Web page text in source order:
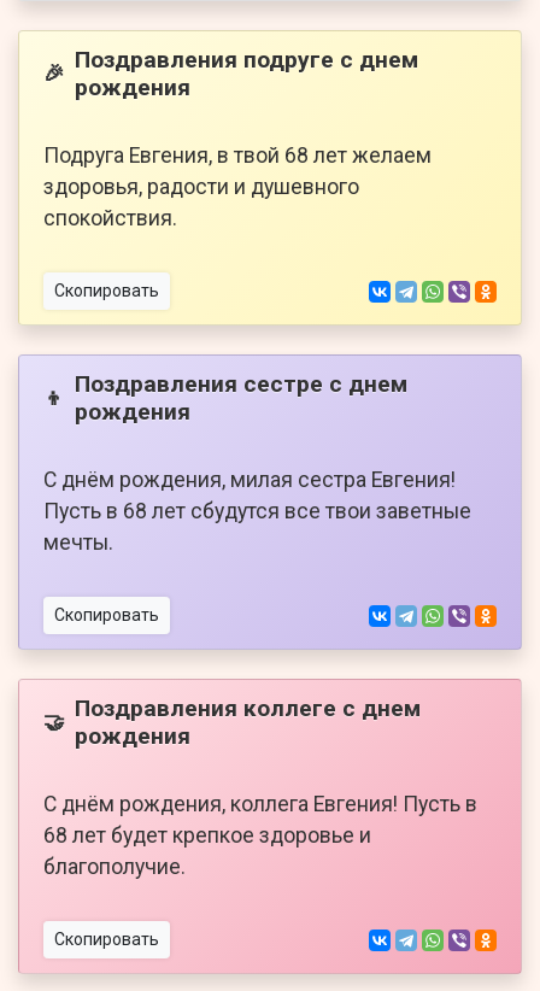
🎉 Поздравления подруге с днем
рождения
Подруга Евгения, в твой 68 лет желаем
здоровья, радости и душевного
спокойствия.
Скопировать
👦
Поздравления сестре с днем
рождения
С днём рождения, милая сестра Евгения!
Пусть в 68 лет сбудутся все твои заветные
мечты.
Скопировать
🤝 Поздравления коллеге с днем
рождения
С днём рождения, коллега Евгения! Пусть в
68 лет будет крепкое здоровье и
благополучие.
Скопировать